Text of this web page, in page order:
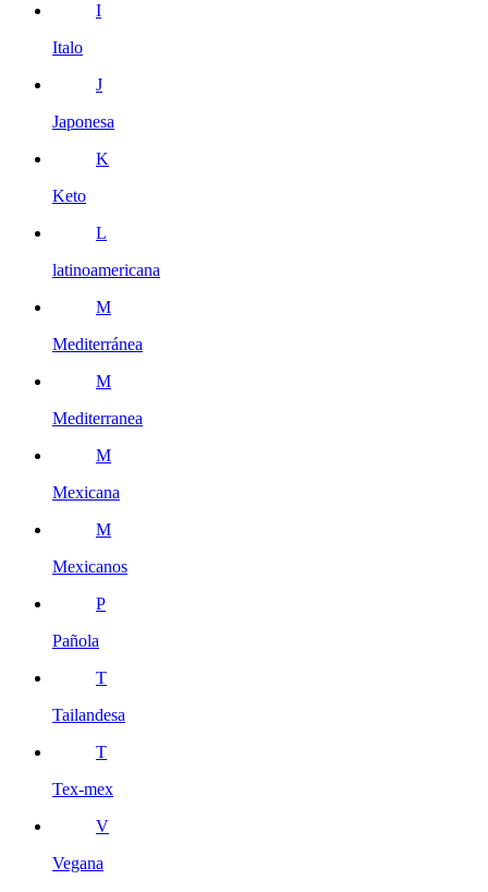
I
Italo
J
Japonesa
K
Keto
L
latinoamericana
M
Mediterránea
M
Mediterranea
M
Mexicana
M
Mexicanos
P
Pañola
T
Tailandesa
T
Tex-mex
V
Vegana